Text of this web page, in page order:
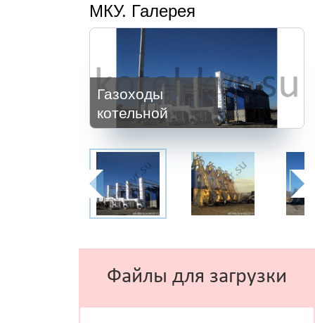
МКУ. Галерея
Газоходы
котельной
Файлы для загрузки